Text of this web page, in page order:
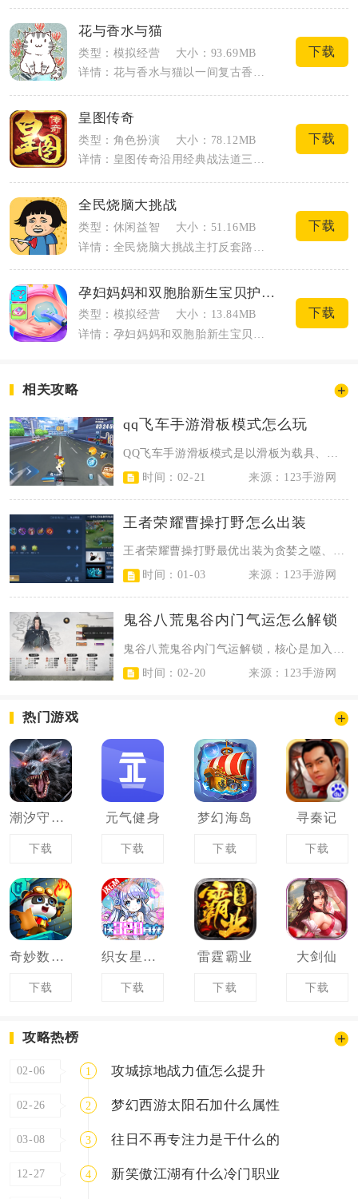
花与香水与猫
类型：模拟经营
大小：93.69MB
详情：花与香水与猫以一间复古香水小店作为开端，玩家接手店铺之后，经营花园、培育各类...
下载
皇图传奇
类型：角色扮演
大小：78.12MB
详情：皇图传奇沿用经典战法道三职业架构，以复古传奇大世界为基底搭建移动端即时战斗内...
下载
全民烧脑大挑战
类型：休闲益智
大小：51.16MB
下载
孕妇妈妈和双胞胎新生宝贝护理
类型：模拟经营
大小：13.84MB
下载
相关攻略
qq飞车手游滑板模式怎么玩
时间：02-21
来源：123手游网
王者荣耀曹操打野怎么出装
王者荣耀曹操打野最优出装为贪婪之噬、抵抗之靴、暗影战斧、暴烈之甲、不死鸟之眼...
时间：01-03
来源：123手游网
鬼谷八荒鬼谷内门气运怎么解锁
时间：02-20
来源：123手游网
热门游戏
潮汐守望者
下载
元气健身
下载
梦幻海岛
下载
寻秦记
下载
奇妙数字探险
下载
织女星计划
下载
雷霆霸业
下载
大剑仙
下载
攻略热榜
02-06 1 攻城掠地战力值怎么提升
02-26 2 梦幻西游太阳石加什么属性
03-08 3 往日不再专注力是干什么的
12-27 4 新笑傲江湖有什么冷门职业